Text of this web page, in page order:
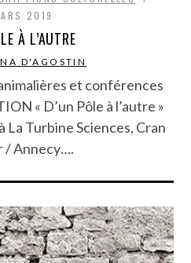
2019
À L’AUTRE
D'AGOSTIN
et conférences
« D’un Pôle à l’autre »
La Turbine Sciences, Cran
/ Annecy….